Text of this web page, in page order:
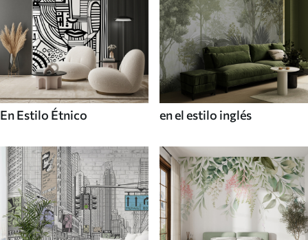
En Estilo Étnico en el estilo inglés